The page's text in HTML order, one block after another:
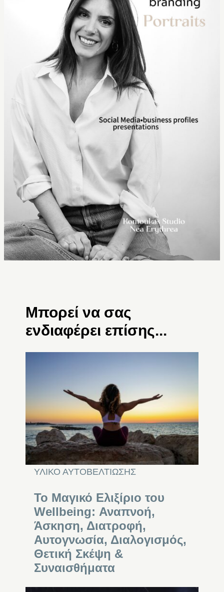
Μπορεί να σας
ενδιαφέρει επίσης...
ΥΛΙΚΟ ΑΥΤΟΒΕΛΤΙΩΣΗΣ
Το Μαγικό Ελιξίριο του
Wellbeing: Αναπνοή,
Άσκηση, Διατροφή,
Αυτογνωσία, Διαλογισμός,
Θετική Σκέψη &
Συναισθήματα